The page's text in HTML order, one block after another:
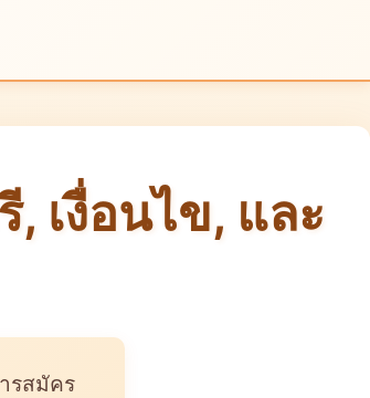
เงื่อนไข, และ
รสมัคร